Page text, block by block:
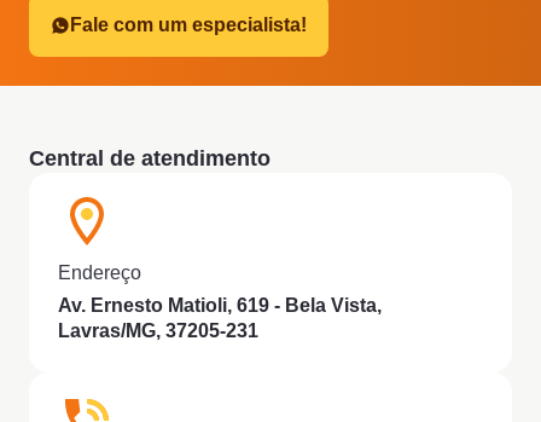
Fale com um especialista!
Central de atendimento
Endereço
Av. Ernesto Matioli, 619 - Bela Vista,
Lavras/MG, 37205-231